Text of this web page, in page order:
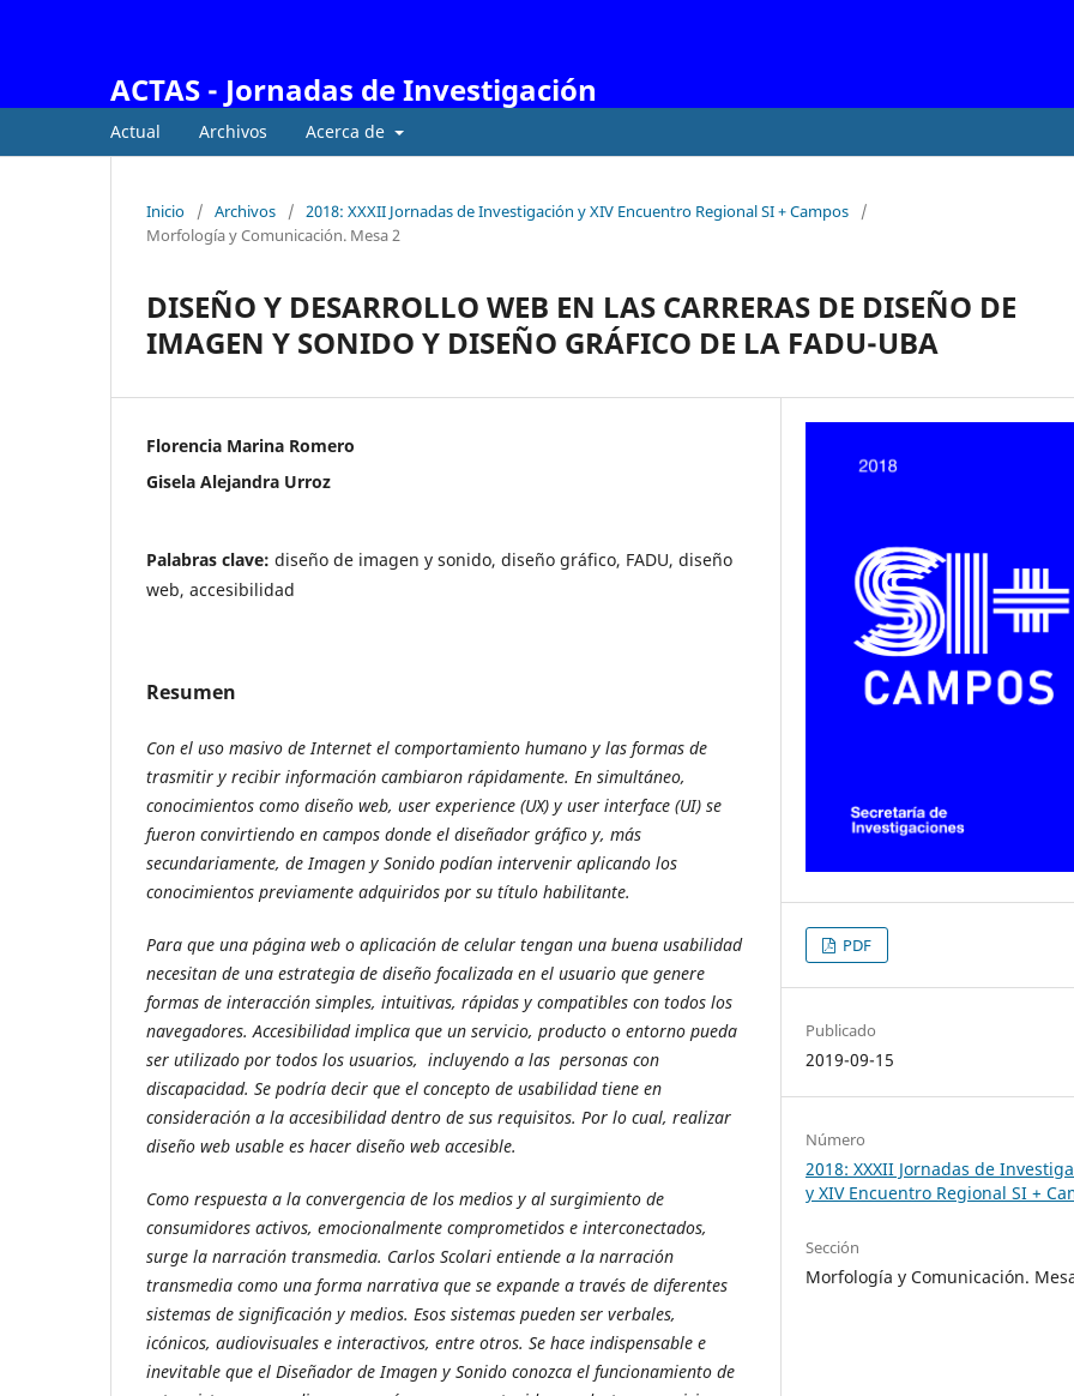
ACTAS - Jornadas de Investigación
Actual Archivos Acerca de
Inicio / Archivos / 2018: XXXII Jornadas de Investigación y XIV Encuentro Regional SI + Campos
/
Morfología y Comunicación. Mesa 2
DISEÑO Y DESARROLLO WEB EN LAS CARRERAS DE DISEÑO DE
IMAGEN Y SONIDO Y DISEÑO GRÁFICO DE LA FADU-UBA
Florencia Marina Romero
Gisela Alejandra Urroz
Palabras clave: diseño de imagen y sonido, diseño gráfico, FADU, diseño
web, accesibilidad
Resumen
Con el uso masivo de Internet el comportamiento humano y las formas de
trasmitir y recibir información cambiaron rápidamente. En simultáneo,
conocimientos como diseño web, user experience (UX) y user interface (UI) se
fueron convirtiendo en campos donde el diseñador gráfico y, más
secundariamente, de Imagen y Sonido podían intervenir aplicando los
conocimientos previamente adquiridos por su título habilitante.
Para que una página web o aplicación de celular tengan una buena usabilidad
necesitan de una estrategia de diseño focalizada en el usuario que genere
formas de interacción simples, intuitivas, rápidas y compatibles con todos los
navegadores. Accesibilidad implica que un servicio, producto o entorno pueda
ser utilizado por todos los usuarios, incluyendo a las personas con
discapacidad. Se podría decir que el concepto de usabilidad tiene en
consideración a la accesibilidad dentro de sus requisitos. Por lo cual, realizar
diseño web usable es hacer diseño web accesible.
Como respuesta a la convergencia de los medios y al surgimiento de
consumidores activos, emocionalmente comprometidos e interconectados,
surge la narración transmedia. Carlos Scolari entiende a la narración
transmedia como una forma narrativa que se expande a través de diferentes
sistemas de significación y medios. Esos sistemas pueden ser verbales,
icónicos, audiovisuales e interactivos, entre otros. Se hace indispensable e
inevitable que el Diseñador de Imagen y Sonido conozca el funcionamiento de
PDF
Publicado
2019-09-15
Número
2018: XXXII Jornadas de
y XIV Encuentro Regional SI +
Sección
Morfología y Comunicación.